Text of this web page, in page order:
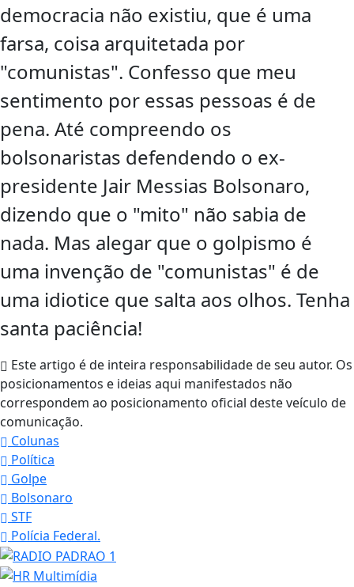
democracia não existiu, que é uma
farsa, coisa arquitetada por
"comunistas". Confesso que meu
sentimento por essas pessoas é de
pena. Até compreendo os
bolsonaristas defendendo o ex-
presidente Jair Messias Bolsonaro,
dizendo que o "mito" não sabia de
nada. Mas alegar que o golpismo é
uma invenção de "comunistas" é de
uma idiotice que salta aos olhos. Tenha
santa paciência!
Este artigo é de inteira responsabilidade de seu autor. Os
posicionamentos e ideias aqui manifestados não
correspondem ao posicionamento oficial deste veículo de
comunicação.
Colunas
Política
Golpe
Bolsonaro
STF
Polícia Federal.